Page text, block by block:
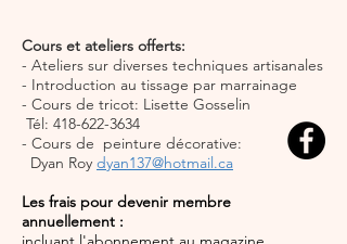
Cours et ateliers offerts:
- Ateliers sur diverses techniques artisanales
- Introduction au tissage par marrainage
- Cours de tricot: Lisette Gosselin
Tél: 418-622-3634
- Cours de peinture décorative:
Dyan Roy dyan137@hotmail.ca
Les frais pour devenir membre
annuellement :